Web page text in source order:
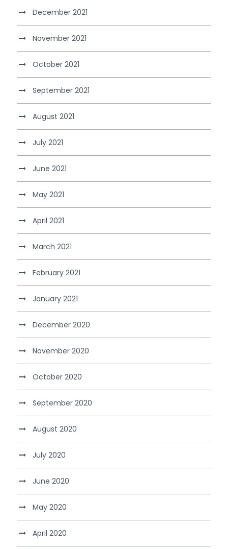
December 2021
November 2021
October 2021
September 2021
August 2021
July 2021
June 2021
May 2021
April 2021
March 2021
February 2021
January 2021
December 2020
November 2020
October 2020
September 2020
August 2020
July 2020
June 2020
May 2020
April 2020